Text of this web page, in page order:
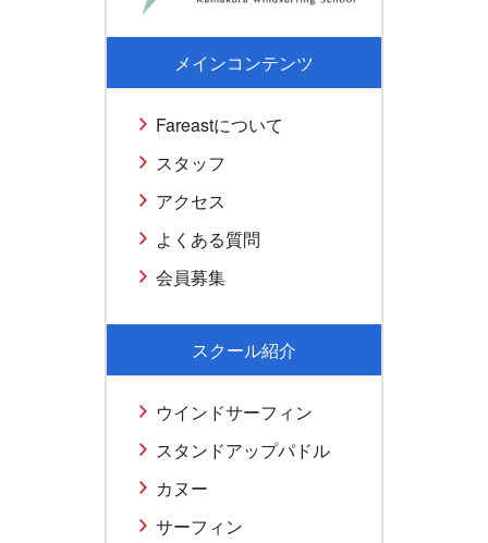
メインコンテンツ
Fareastについて
スタッフ
アクセス
よくある質問
会員募集
スクール紹介
ウインドサーフィン
スタンドアップパドル
カヌー
サーフィン